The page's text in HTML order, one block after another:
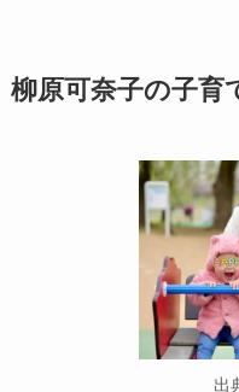
柳原可奈子の子育
出